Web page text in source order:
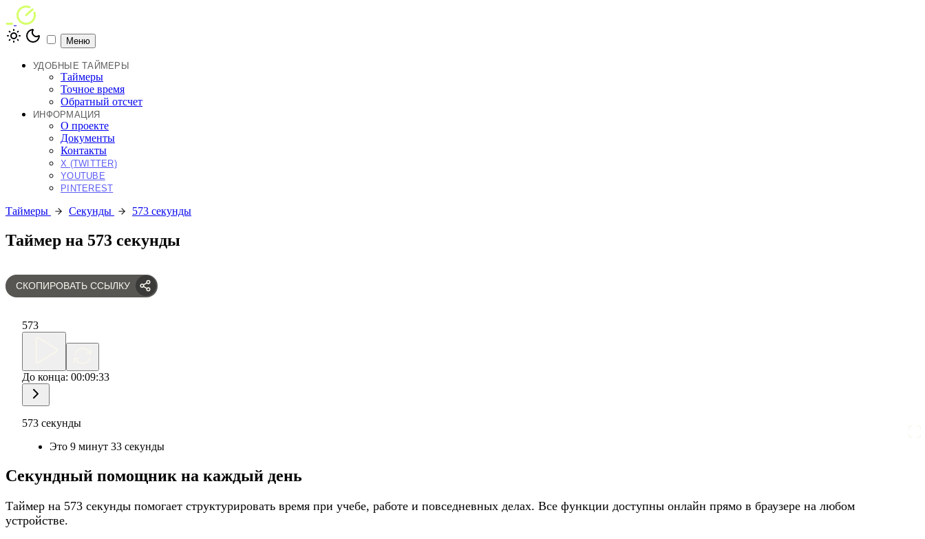
Меню
УДОБНЫЕ ТАЙМЕРЫ
Таймеры
Точное время
Обратный отсчет
ИНФОРМАЦИЯ
О проекте
Документы
Контакты
X (TWITTER)
YOUTUBE
PINTEREST
Таймеры Секунды 573 секунды
Таймер на 573 секунды
СКОПИРОВАТЬ ССЫЛКУ
573
До конца: 00:09:33
573 секунды
Это 9 минут 33 секунды
Секундный помощник на каждый день
Таймер на 573 секунды помогает структурировать время при учебе, работе и повседневных делах. Все функции доступны онлайн прямо в браузере на любом
устройстве.